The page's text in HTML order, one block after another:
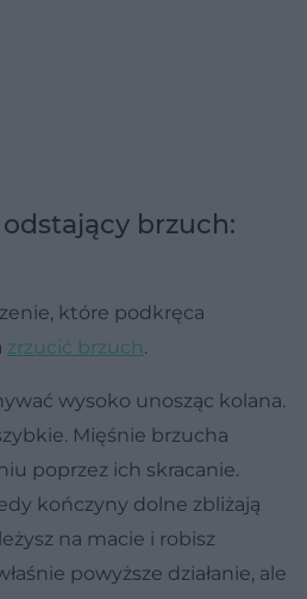
brzuch:
które podkręca
zrzucić brzuch.
wysoko unosząc kolana.
Mięśnie brzucha
poprzez ich skracanie.
kończyny dolne zbliżają
na macie i robisz
powyższe działanie, ale